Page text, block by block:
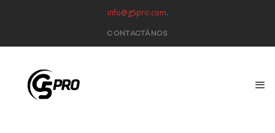
info@g5pro.com.
CONTACTÁNOS